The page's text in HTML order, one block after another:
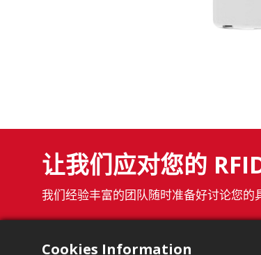
让我们应对您的
我们经验丰富的团队随时准备好讨论您
Cookies Information